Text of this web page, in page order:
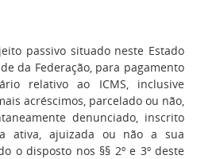
passivo situado neste Estado
da Federação, para pagamento
relativo ao ICMS, inclusive
acréscimos, parcelado ou não,
denunciado, inscrito
ativa, ajuizada ou não a sua
o disposto nos §§ 2º e 3º deste